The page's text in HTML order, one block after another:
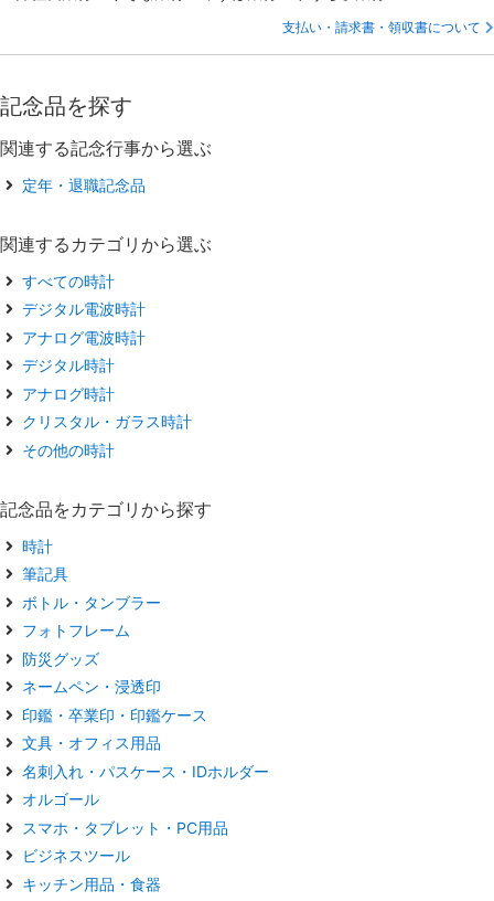
支払い・請求書・領収書について
記念品を探す
関連する記念行事から選ぶ
定年・退職記念品
関連するカテゴリから選ぶ
すべての時計
デジタル電波時計
アナログ電波時計
デジタル時計
アナログ時計
クリスタル・ガラス時計
その他の時計
記念品をカテゴリから探す
時計
筆記具
ボトル・タンブラー
フォトフレーム
防災グッズ
ネームペン・浸透印
印鑑・卒業印・印鑑ケース
文具・オフィス用品
名刺入れ・パスケース・IDホルダー
オルゴール
スマホ・タブレット・PC用品
ビジネスツール
キッチン用品・食器